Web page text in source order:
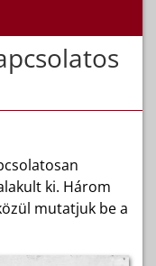
ki. Három
mutatjuk be a